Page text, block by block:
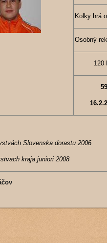
Kolky hrá
Osobný
120
Slovenska dorastu 2006
kraja juniori 2008